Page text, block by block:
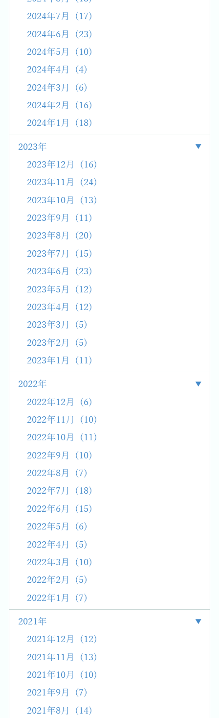
2024年7月 (17)
2024年6月 (23)
2024年5月 (10)
2024年4月 (4)
2024年3月 (6)
2024年2月 (16)
2024年1月 (18)
2023年
2023年12月 (16)
2023年11月 (24)
2023年10月 (13)
2023年9月 (11)
2023年8月 (20)
2023年7月 (15)
2023年6月 (23)
2023年5月 (12)
2023年4月 (12)
2023年3月 (5)
2023年2月 (5)
2023年1月 (11)
2022年
2022年12月 (6)
2022年11月 (10)
2022年10月 (11)
2022年9月 (10)
2022年8月 (7)
2022年7月 (18)
2022年6月 (15)
2022年5月 (6)
2022年4月 (5)
2022年3月 (10)
2022年2月 (5)
2022年1月 (7)
2021年
2021年12月 (12)
2021年11月 (13)
2021年10月 (10)
2021年9月 (7)
2021年8月 (14)